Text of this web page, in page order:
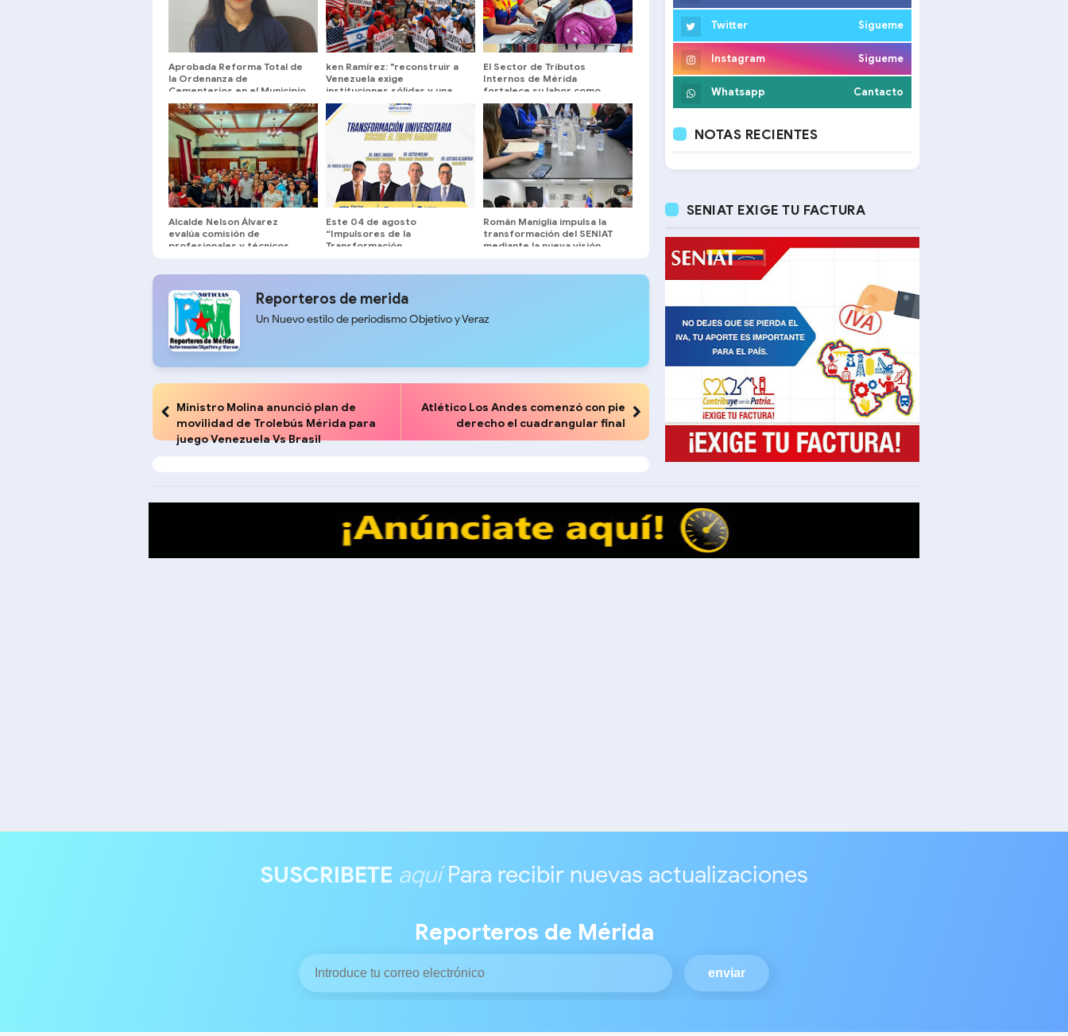
Aprobada Reforma Total de
la Ordenanza de
Cementerios en el Municipio
Libertador ​
ken Ramírez: "reconstruir a
Venezuela exige
instituciones sólidas y una
agenda centrada en el
interés nacional"
El Sector de Tributos
Internos de Mérida
fortalece su labor como
servidores públicos al
servicio del pueblo merideño
Alcalde Nelson Álvarez
evalúa comisión de
profesionales y técnicos
Este 04 de agosto
“Impulsores de la
Transformación
Román Maniglia impulsa la
transformación del SENIAT
mediante la nueva visión
Reporteros de merida
Un Nuevo estilo de periodismo Objetivo y Veraz
Ministro Molina anunció plan de
movilidad de Trolebús Mérida para
juego Venezuela Vs Brasil
Atlético Los Andes comenzó con pie
derecho el cuadrangular final
Twitter Sigueme
Instagram Sigueme
Whatsapp Cantacto
NOTAS RECIENTES
SENIAT EXIGE TU FACTURA
SUSCRIBETE aquíPara recibir nuevas actualizaciones
Reporteros de Mérida